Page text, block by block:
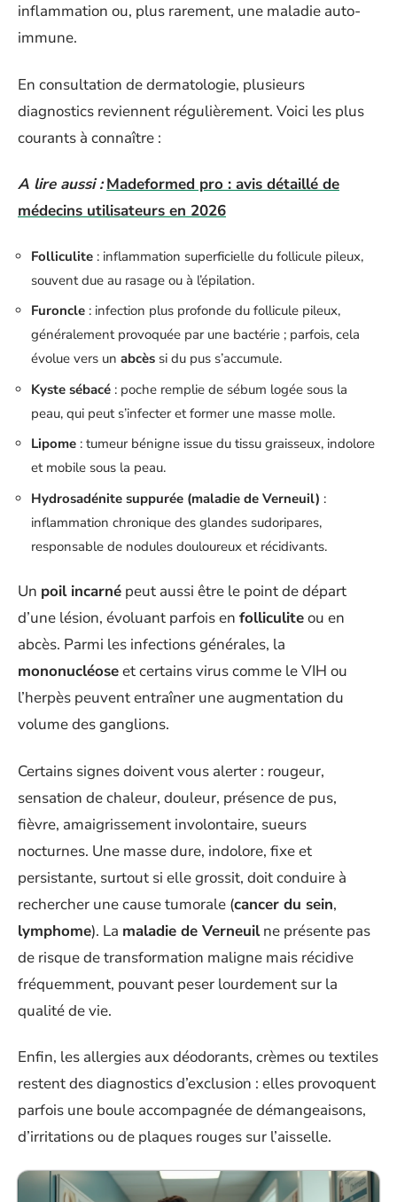
inflammation ou, plus rarement, une maladie auto-
immune.
En consultation de dermatologie, plusieurs
diagnostics reviennent régulièrement. Voici les plus
courants à connaître :
A lire aussi : Madeformed pro : avis détaillé de
médecins utilisateurs en 2026
Folliculite : inflammation superficielle du follicule pileux,
souvent due au rasage ou à l’épilation.
Furoncle : infection plus profonde du follicule pileux,
généralement provoquée par une bactérie ; parfois, cela
évolue vers un abcès si du pus s’accumule.
Kyste sébacé : poche remplie de sébum logée sous la
peau, qui peut s’infecter et former une masse molle.
Lipome : tumeur bénigne issue du tissu graisseux, indolore
et mobile sous la peau.
Hydrosadénite suppurée (maladie de Verneuil) :
inflammation chronique des glandes sudoripares,
responsable de nodules douloureux et récidivants.
Un poil incarné peut aussi être le point de départ
d’une lésion, évoluant parfois en folliculiteou en
abcès. Parmi les infections générales, la
mononucléoseet certains virus comme le VIH ou
l’herpès peuvent entraîner une augmentation du
volume des ganglions.
Certains signes doivent vous alerter : rougeur,
sensation de chaleur, douleur, présence de pus,
fièvre, amaigrissement involontaire, sueurs
nocturnes. Une masse dure, indolore, fixe et
persistante, surtout si elle grossit, doit conduire à
rechercher une cause tumorale (cancer du sein,
lymphome). La maladie de Verneuilne présente pas
de risque de transformation maligne mais récidive
fréquemment, pouvant peser lourdement sur la
qualité de vie.
Enfin, les allergies aux déodorants, crèmes ou textiles
restent des diagnostics d’exclusion : elles provoquent
parfois une boule accompagnée de démangeaisons,
d’irritations ou de plaques rouges sur l’aisselle.